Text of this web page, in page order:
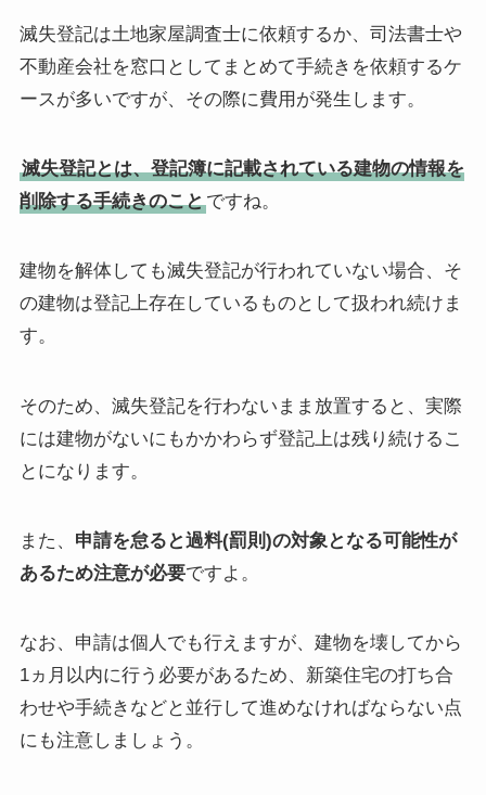
滅失登記は土地家屋調査士に依頼するか、司法書士や
不動産会社を窓口としてまとめて手続きを依頼するケ
ースが多いですが、その際に費用が発生します。
滅失登記とは、登記簿に記載されている建物の情報を
削除する手続きのことですね。
建物を解体しても滅失登記が行われていない場合、そ
の建物は登記上存在しているものとして扱われ続けま
す。
そのため、滅失登記を行わないまま放置すると、実際
には建物がないにもかかわらず登記上は残り続けるこ
とになります。
また、 申請を怠ると過料(罰則)の対象となる可能性が
あるため注意が必要ですよ。
なお、申請は個人でも行えますが、建物を壊してから
1ヵ月以内に行う必要があるため、新築住宅の打ち合
わせや手続きなどと並行して進めなければならない点
にも注意しましょう。